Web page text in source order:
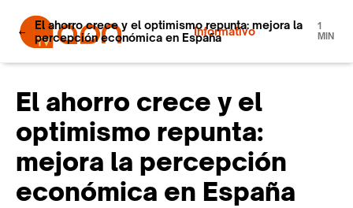
Informativo
El ahorro crece y el optimismo repunta: mejora la
percepción económica en España
1
MIN
El ahorro crece y el
optimismo repunta:
mejora la percepción
económica en España